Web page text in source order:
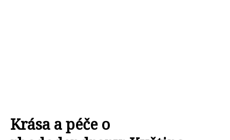
Krása a péče o